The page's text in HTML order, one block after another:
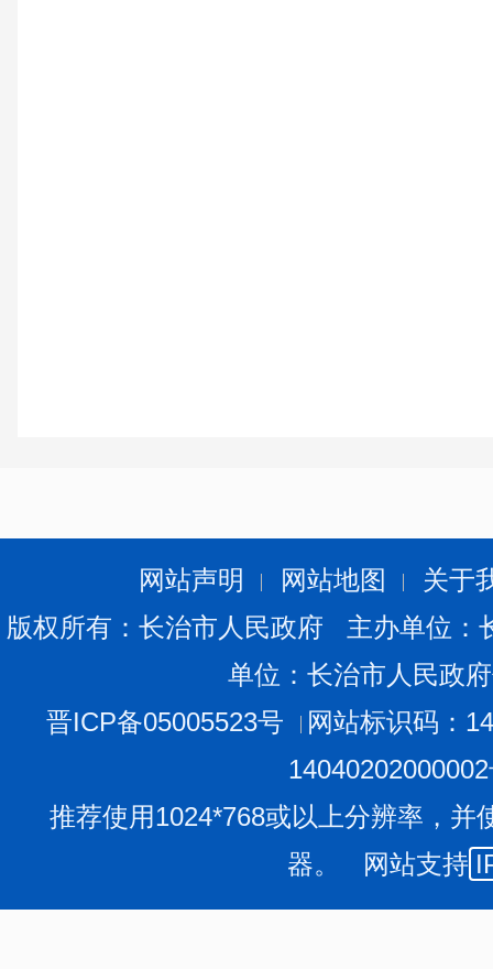
网站声明 网站地图
关于
版权所有：长治市人民政府 主办单位
单位：长治市人民政
晋ICP备05005523号
网站标识码：
推荐使用1024*768或以上分辨率，并
器。 网站支持